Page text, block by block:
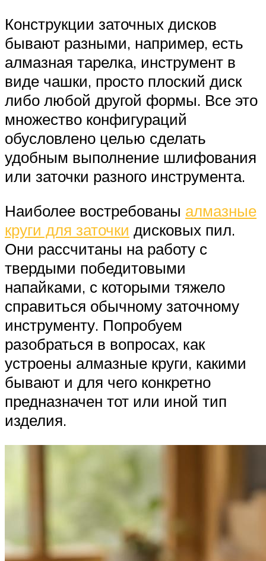
Конструкции заточных дисков
бывают разными, например, есть
алмазная тарелка, инструмент в
виде чашки, просто плоский диск
либо любой другой формы. Все это
множество конфигураций
обусловлено целью сделать
удобным выполнение шлифования
или заточки разного инструмента.
Наиболее востребованы алмазные
круги для заточки дисковых пил.
Они рассчитаны на работу с
твердыми победитовыми
напайками, с которыми тяжело
справиться обычному заточному
инструменту. Попробуем
разобраться в вопросах, как
устроены алмазные круги, какими
бывают и для чего конкретно
предназначен тот или иной тип
изделия.